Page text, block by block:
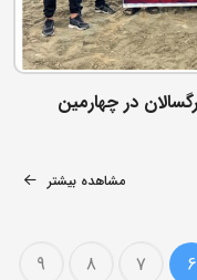
در چهارمین
مشاهده بیشتر
6
7
8
9